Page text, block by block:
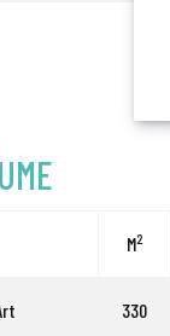
M2
330